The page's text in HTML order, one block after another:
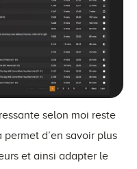
selon moi reste
permet d’en savoir plus
et ainsi adapter le